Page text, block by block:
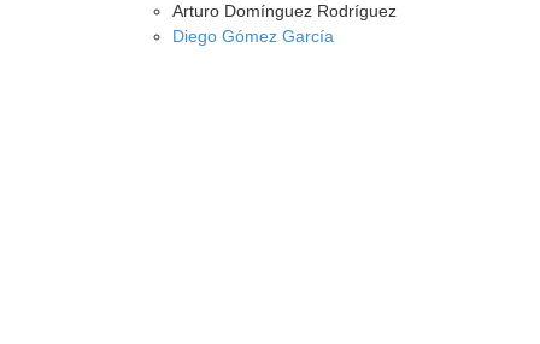
Arturo Domínguez Rodríguez
Diego Gómez García